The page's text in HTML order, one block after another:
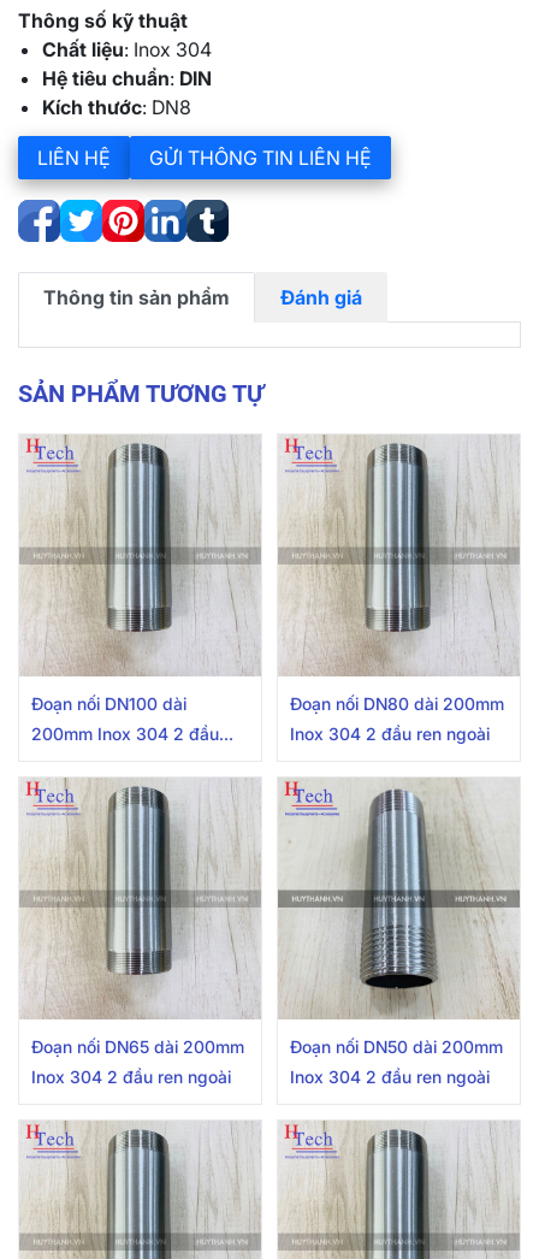
Thông số kỹ thuật
Chất liệu: Inox 304
Hệ tiêu chuẩn: DIN
Kích thước: DN8
LIÊN HỆ GỬI THÔNG TIN LIÊN HỆ
Thông tin sản phẩm Đánh giá
SẢN PHẨM TƯƠNG TỰ
Đoạn nối DN100 dài
200mm Inox 304 2 đầu
Đoạn nối DN80 dài 200mm
Inox 304 2 đầu ren ngoài
Đoạn nối DN65 dài 200mm
Inox 304 2 đầu ren ngoài
Đoạn nối DN50 dài 200mm
Inox 304 2 đầu ren ngoài